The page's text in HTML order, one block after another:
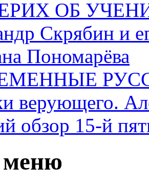
ОБ
Скрябин и
Пономарёва
верующего.
обзор 15-й